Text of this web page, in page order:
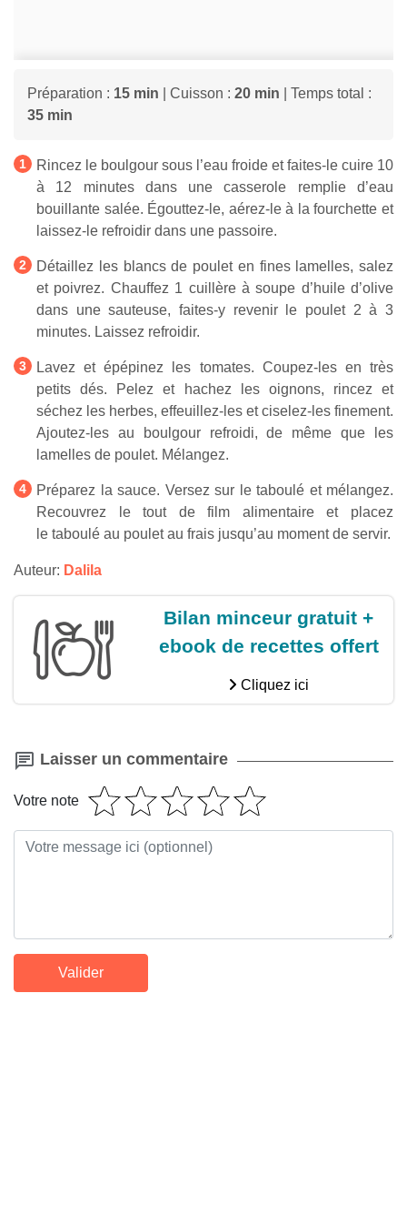
Préparation : 15 min | Cuisson : 20 min | Temps total :
35 min
Rincez le boulgour sous l’eau froide et faites-le cuire 10
à 12 minutes dans une casserole remplie d’eau
bouillante salée. Égouttez-le, aérez-le à la fourchette et
laissez-le refroidir dans une passoire.
Détaillez les blancs de poulet en fines lamelles, salez
et poivrez. Chauffez 1 cuillère à soupe d’huile d’olive
dans une sauteuse, faites-y revenir le poulet 2 à 3
minutes. Laissez refroidir.
Lavez et épépinez les tomates. Coupez-les en très
petits dés. Pelez et hachez les oignons, rincez et
séchez les herbes, effeuillez-les et ciselez-les finement.
Ajoutez-les au boulgour refroidi, de même que les
lamelles de poulet. Mélangez.
Préparez la sauce. Versez sur le taboulé et mélangez.
Recouvrez le tout de film alimentaire et placez
le taboulé au poulet au frais jusqu’au moment de servir.
Auteur: Dalila
Bilan minceur gratuit +
ebook de recettes offert
Cliquez ici
Laisser un commentaire
Votre note